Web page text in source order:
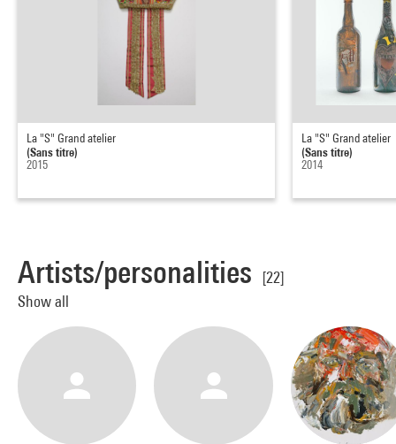
La "S" Grand atelier
(Sans titre)
2015
La "S" Grand atelier
(Sans titre)
2014
Artists/personalities
[22]
Show all